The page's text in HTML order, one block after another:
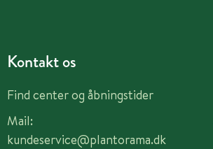
Kontakt os
Find center og åbningstider
Mail:
kundeservice@plantorama.dk